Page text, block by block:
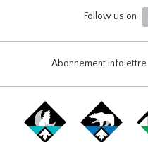
Follow us on
Abonnement infolettre